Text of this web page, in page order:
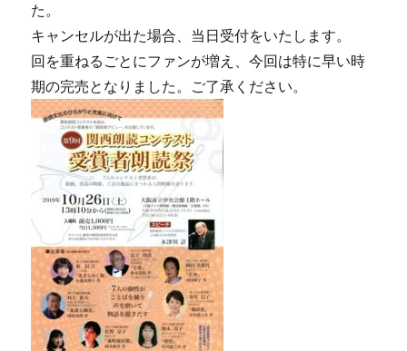
た。
キャンセルが出た場合、当日受付をいたします。
回を重ねるごとにファンが増え、今回は特に早い時
期の完売となりました。ご了承ください。